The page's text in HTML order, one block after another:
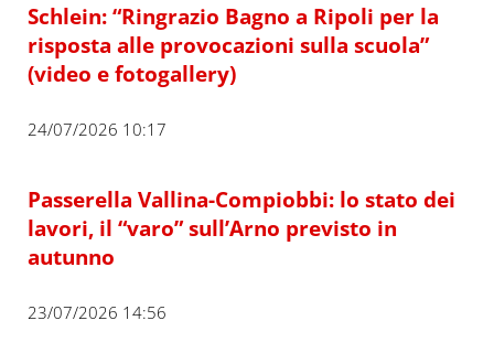
Schlein: “Ringrazio Bagno a Ripoli per la
risposta alle provocazioni sulla scuola”
(video e fotogallery)
24/07/2026 10:17
Passerella Vallina-Compiobbi: lo stato dei
lavori, il “varo” sull’Arno previsto in
autunno
23/07/2026 14:56